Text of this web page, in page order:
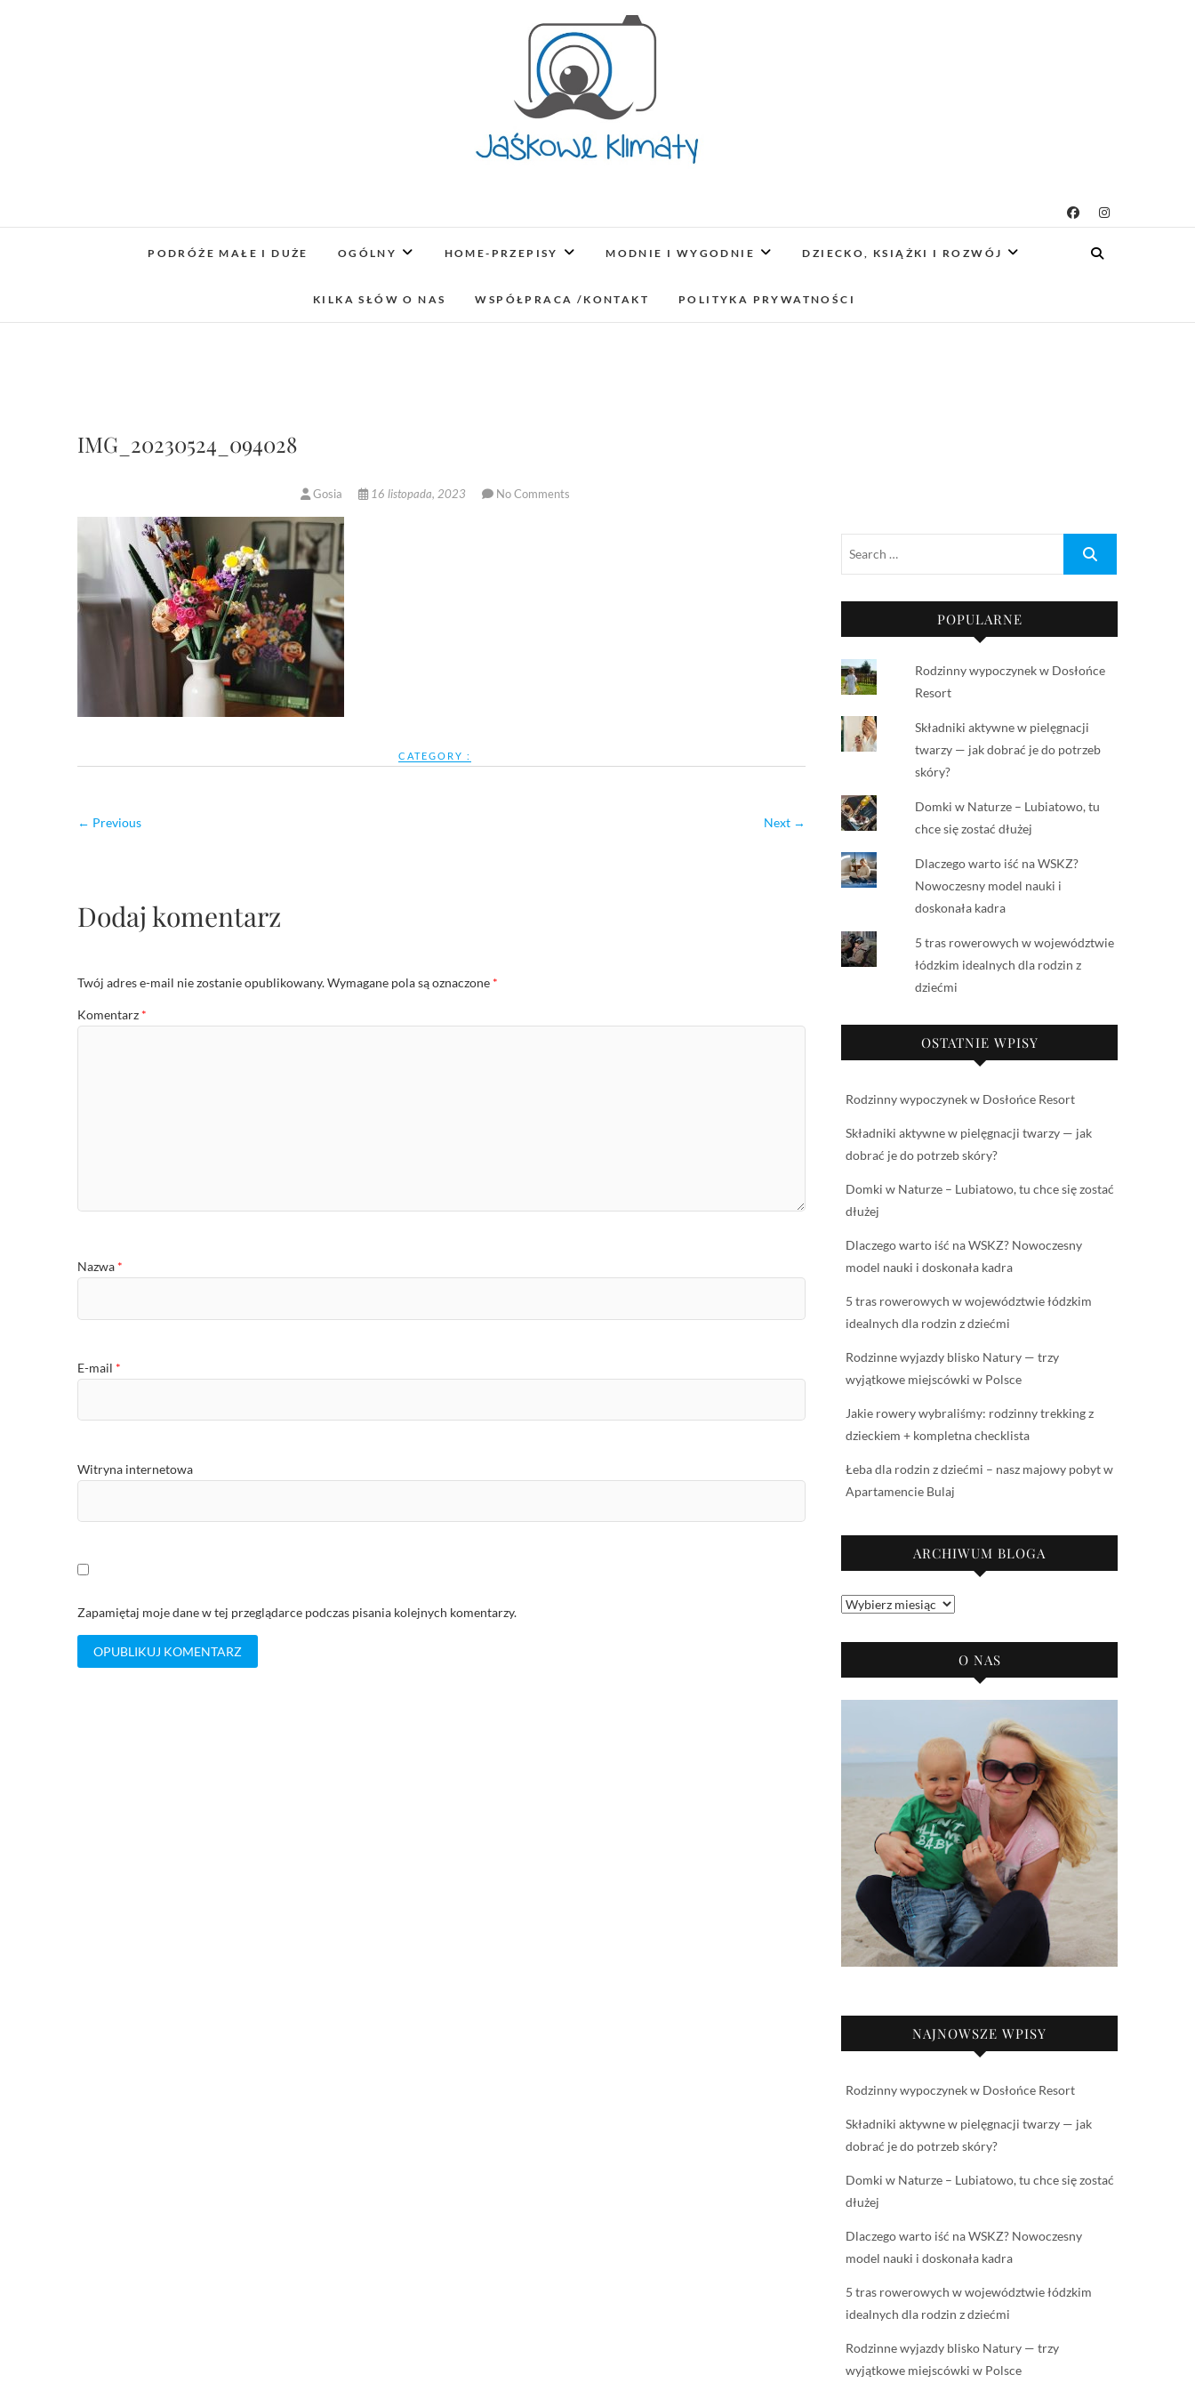
Jaśkowe klimaty-Blog rodzicielsko-
lifestylowy
OPISUJEMY ŻYCIE. ZABAWA POŁĄCZONA Z NAUKĄ, CIEKAWE PROJEKTY DIY Z DZIECKIEM,
PODRÓŻE MAŁE I DUŻE OGÓLNY HOME-PRZEPISY MODNIE I WYGODNIE DZIECKO, KSIĄŻKI I ROZWÓJ
KILKA SŁÓW O NAS WSPÓŁPRACA /KONTAKT POLITYKA PRYWATNOŚCI
IMG_20230524_094028
Gosia 16 listopada, 2023 No Comments
CATEGORY :
← Previous Next →
Dodaj komentarz
Twój adres e-mail nie zostanie opublikowany.Wymagane pola są oznaczone *
Komentarz *
Nazwa *
E-mail *
Witryna internetowa
Zapamiętaj moje dane w tej przeglądarce podczas pisania kolejnych komentarzy.
POPULARNE
Rodzinny wypoczynek w Dosłońce
Resort
Składniki aktywne w pielęgnacji
twarzy — jak dobrać je do potrzeb
skóry?
Domki w Naturze – Lubiatowo, tu
chce się zostać dłużej
Dlaczego warto iść na WSKZ?
Nowoczesny model nauki i
doskonała kadra
5 tras rowerowych w województwie
łódzkim idealnych dla rodzin z
dziećmi
OSTATNIE WPISY
Rodzinny wypoczynek w Dosłońce Resort
Składniki aktywne w pielęgnacji twarzy — jak
dobrać je do potrzeb skóry?
Domki w Naturze – Lubiatowo, tu chce się zostać
dłużej
Dlaczego warto iść na WSKZ? Nowoczesny
model nauki i doskonała kadra
5 tras rowerowych w województwie łódzkim
idealnych dla rodzin z dziećmi
Rodzinne wyjazdy blisko Natury — trzy
wyjątkowe miejscówki w Polsce
Jakie rowery wybraliśmy: rodzinny trekking z
dzieckiem + kompletna checklista
Łeba dla rodzin z dziećmi – nasz majowy pobyt w
Apartamencie Bulaj
ARCHIWUM BLOGA
Archiwum
O NAS
NAJNOWSZE WPISY
Rodzinny wypoczynek w Dosłońce Resort
Składniki aktywne w pielęgnacji twarzy — jak
dobrać je do potrzeb skóry?
Domki w Naturze – Lubiatowo, tu chce się zostać
dłużej
Dlaczego warto iść na WSKZ? Nowoczesny
model nauki i doskonała kadra
5 tras rowerowych w województwie łódzkim
idealnych dla rodzin z dziećmi
Rodzinne wyjazdy blisko Natury — trzy
wyjątkowe miejscówki w Polsce